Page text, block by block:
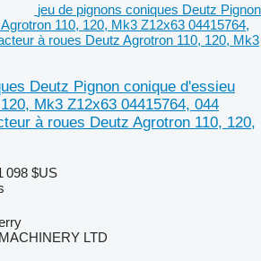
jeu de pignons coniques Deutz Pignon
110, 120, Mk3 Z12x63 04415764,
à roues Deutz Agrotron 110, 120, Mk3
Deutz Pignon conique d'essieu
Mk3 Z12x63 04415764, 044
à roues Deutz Agrotron 110, 120,
098 $US
LTD